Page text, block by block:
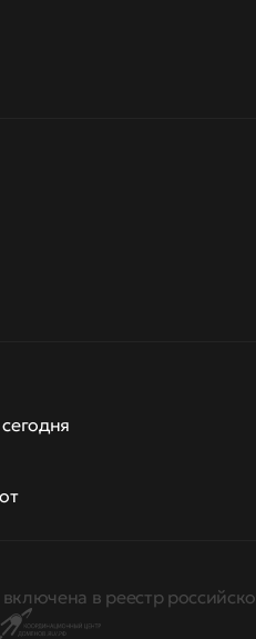
в реестр